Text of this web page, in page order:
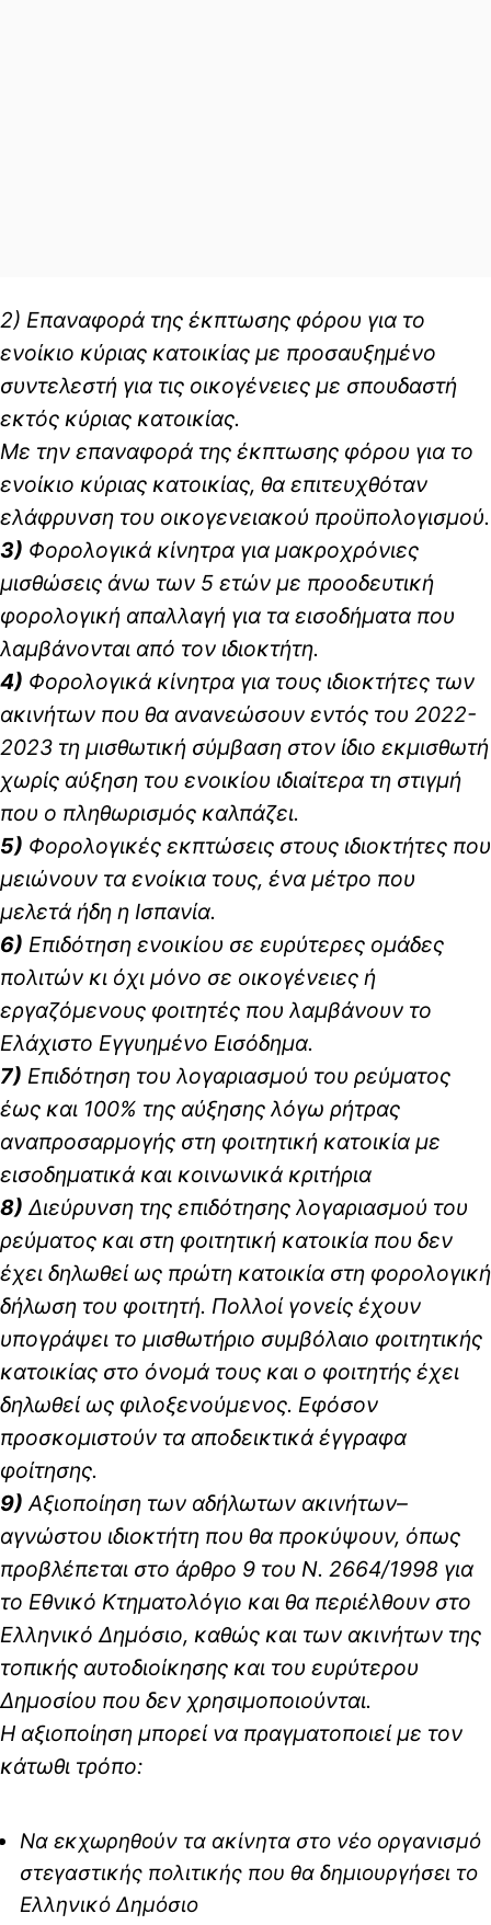
2) Επαναφορά της έκπτωσης φόρου για το
ενοίκιο κύριας κατοικίας με προσαυξημένο
συντελεστή για τις οικογένειες με σπουδαστή
εκτός κύριας κατοικίας.
Με την επαναφορά της έκπτωσης φόρου για το
ενοίκιο κύριας κατοικίας, θα επιτευχθόταν
ελάφρυνση του οικογενειακού προϋπολογισμού.
3) Φορολογικά κίνητρα για μακροχρόνιες
μισθώσεις άνω των 5 ετών με προοδευτική
φορολογική απαλλαγή για τα εισοδήματα που
λαμβάνονται από τον ιδιοκτήτη.
4) Φορολογικά κίνητρα για τους ιδιοκτήτες των
ακινήτων που θα ανανεώσουν εντός του 2022-
2023 τη μισθωτική σύμβαση στον ίδιο εκμισθωτή
χωρίς αύξηση του ενοικίου ιδιαίτερα τη στιγμή
που ο πληθωρισμός καλπάζει.
5) Φορολογικές εκπτώσεις στους ιδιοκτήτες που
μειώνουν τα ενοίκια τους, ένα μέτρο που
μελετά ήδη η Ισπανία.
6) Επιδότηση ενοικίου σε ευρύτερες ομάδες
πολιτών κι όχι μόνο σε οικογένειες ή
εργαζόμενους φοιτητές που λαμβάνουν το
Ελάχιστο Εγγυημένο Εισόδημα.
7) Επιδότηση του λογαριασμού του ρεύματος
έως και 100% της αύξησης λόγω ρήτρας
αναπροσαρμογής στη φοιτητική κατοικία με
εισοδηματικά και κοινωνικά κριτήρια
8) Διεύρυνση της επιδότησης λογαριασμού του
ρεύματος και στη φοιτητική κατοικία που δεν
έχει δηλωθεί ως πρώτη κατοικία στη φορολογική
δήλωση του φοιτητή. Πολλοί γονείς έχουν
υπογράψει το μισθωτήριο συμβόλαιο φοιτητικής
κατοικίας στο όνομά τους και ο φοιτητής έχει
δηλωθεί ως φιλοξενούμενος. Εφόσον
προσκομιστούν τα αποδεικτικά έγγραφα
φοίτησης.
9) Αξιοποίηση των αδήλωτων ακινήτων–
αγνώστου ιδιοκτήτη που θα προκύψουν, όπως
προβλέπεται στο άρθρο 9 του Ν. 2664/1998 για
το Εθνικό Κτηματολόγιο και θα περιέλθουν στο
Ελληνικό Δημόσιο, καθώς και των ακινήτων της
τοπικής αυτοδιοίκησης και του ευρύτερου
Δημοσίου που δεν χρησιμοποιούνται.
Η αξιοποίηση μπορεί να πραγματοποιεί με τον
κάτωθι τρόπο:
Να εκχωρηθούν τα ακίνητα στο νέο οργανισμό
στεγαστικής πολιτικής που θα δημιουργήσει το
Ελληνικό Δημόσιο